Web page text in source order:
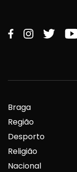
Braga
Região
Desporto
Religião
Nacional